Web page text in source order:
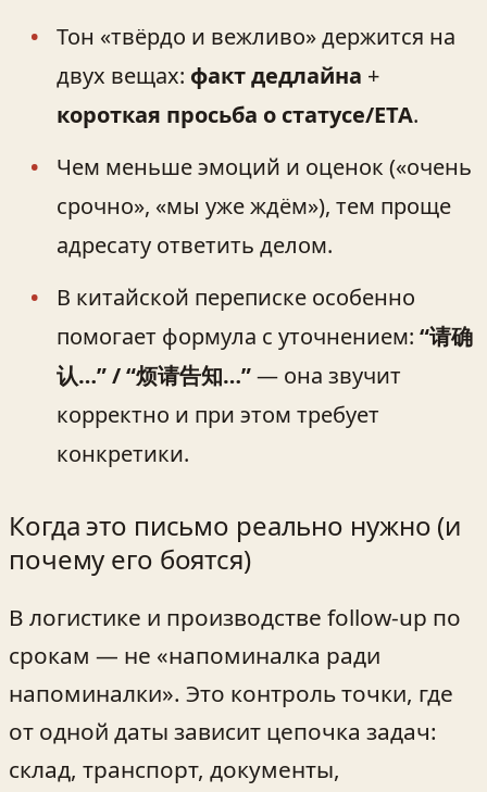
Тон «твёрдо и вежливо» держится на
двух вещах: факт дедлайна +
короткая просьба о статусе/ETA.
Чем меньше эмоций и оценок («очень
срочно», «мы уже ждём»), тем проще
адресату ответить делом.
В китайской переписке особенно
помогает формула с уточнением: “请确
认…” / “烦请告知…”— она звучит
корректно и при этом требует
конкретики.
Когда это письмо реально нужно (и
почему его боятся)
В логистике и производстве follow‑up по
срокам — не «напоминалка ради
напоминалки». Это контроль точки, где
от одной даты зависит цепочка задач:
склад, транспорт, документы,